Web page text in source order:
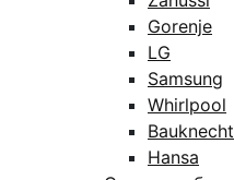
Gorenje
LG
Samsung
Whirlpool
Bauknecht
Hansa